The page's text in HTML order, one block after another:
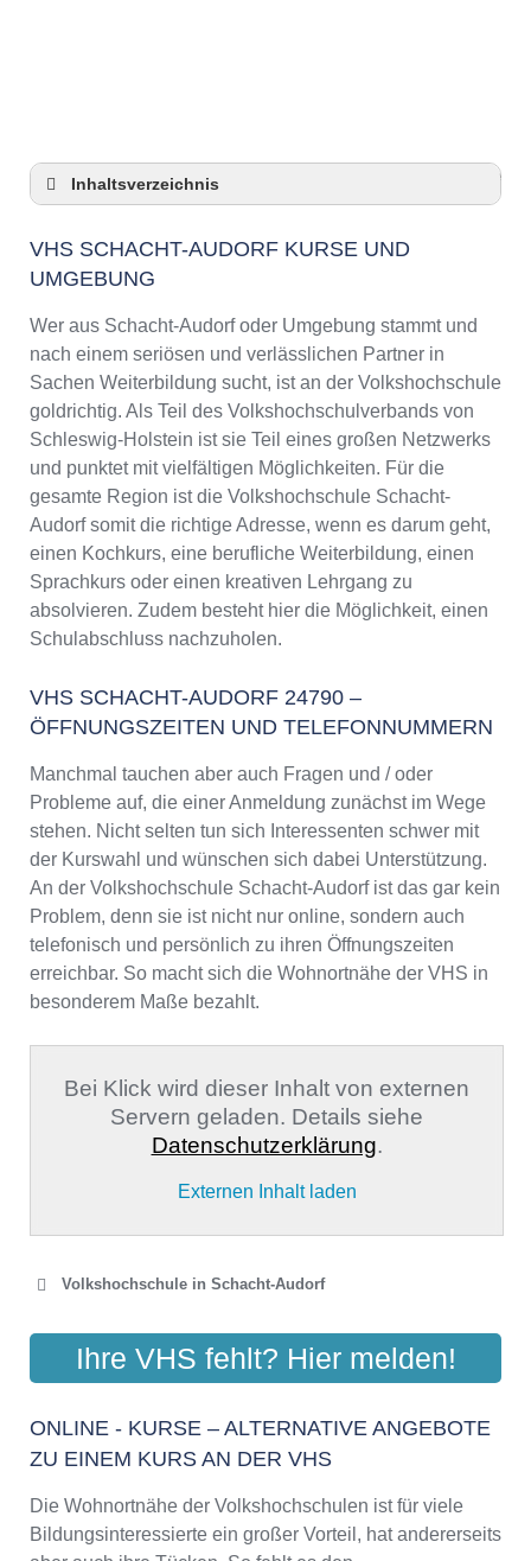
Anzeige
Inhaltsverzeichnis
VHS Schacht-Audorf – Öffnungszeiten und
Telefonnummer
Audorf
Online-Kurse – Alternative Angebote zu einem
Kurs an der VHS
Top-Kurse an der Abendschule Schacht-
Audorf
Weiterbildung in Schacht-Audorf
VHS Schacht-Audorf Programm 2025 / 2026
VHS SCHACHT-AUDORF KURSE UND
UMGEBUNG
Wer aus Schacht-Audorf oder Umgebung stammt und
nach einem seriösen und verlässlichen Partner in
Sachen Weiterbildung sucht, ist an der Volkshochschule
goldrichtig. Als Teil des Volkshochschulverbands von
Schleswig-Holstein ist sie Teil eines großen Netzwerks
und punktet mit vielfältigen Möglichkeiten. Für die
gesamte Region ist die Volkshochschule Schacht-
Audorf somit die richtige Adresse, wenn es darum geht,
einen Kochkurs, eine berufliche Weiterbildung, einen
Sprachkurs oder einen kreativen Lehrgang zu
absolvieren. Zudem besteht hier die Möglichkeit, einen
Schulabschluss nachzuholen.
VHS SCHACHT-AUDORF 24790 –
ÖFFNUNGSZEITEN UND TELEFONNUMMERN
Manchmal tauchen aber auch Fragen und / oder
Probleme auf, die einer Anmeldung zunächst im Wege
stehen. Nicht selten tun sich Interessenten schwer mit
der Kurswahl und wünschen sich dabei Unterstützung.
An der Volkshochschule Schacht-Audorf ist das gar kein
Problem, denn sie ist nicht nur online, sondern auch
telefonisch und persönlich zu ihren Öffnungszeiten
erreichbar. So macht sich die Wohnortnähe der VHS in
besonderem Maße bezahlt.
Bei Klick wird dieser Inhalt von externen
Servern geladen. Details siehe
Datenschutzerklärung.
Externen Inhalt laden
Volkshochschule in Schacht-Audorf
VOLKSHOCHSCHULE
SCHACHT-AUDORF E.V.
Aktualisiert: August 2021
Ihre VHS fehlt? Hier melden!
ONLINE - KURSE – ALTERNATIVE ANGEBOTE
ZU EINEM KURS AN DER VHS
Die Wohnortnähe der Volkshochschulen ist für viele
Bildungsinteressierte ein großer Vorteil, hat andererseits